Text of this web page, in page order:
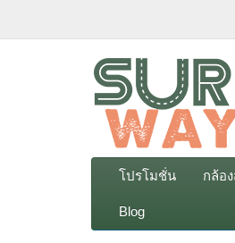
โปรโมชั่น กล้อ
Blog